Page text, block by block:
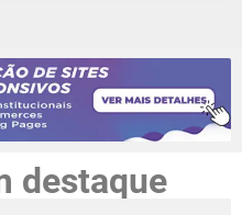
destaque